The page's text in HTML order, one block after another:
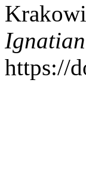
https://